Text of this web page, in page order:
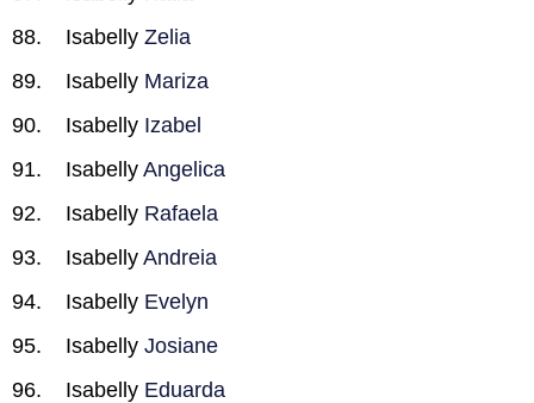
Isabelly Zelia
Isabelly Mariza
Isabelly Izabel
Isabelly Angelica
Isabelly Rafaela
Isabelly Andreia
Isabelly Evelyn
Isabelly Josiane
Isabelly Eduarda